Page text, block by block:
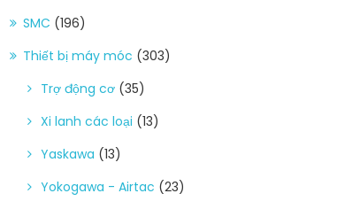
SMC (196)
Thiết bị máy móc (303)
Trợ động cơ (35)
Xi lanh các loại (13)
Yaskawa (13)
Yokogawa - Airtac (23)